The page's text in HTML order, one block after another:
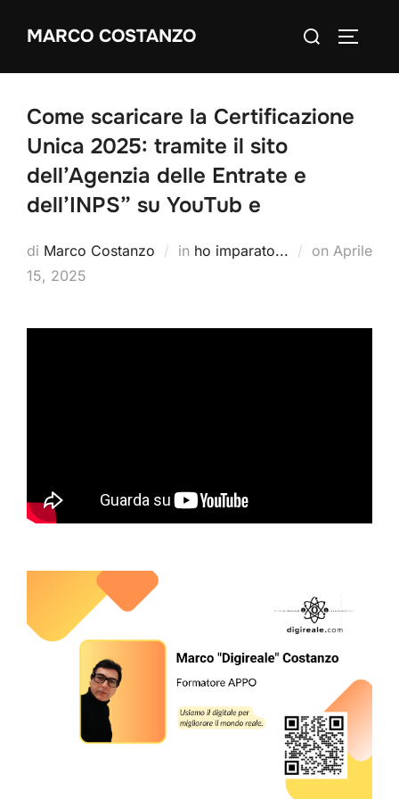
MARCO COSTANZO
Cerca
Come scaricare la Certificazione
Unica 2025: tramite il sito
dell’Agenzia delle Entrate e
dell’INPS” su YouTub e
di Marco Costanzo in ho imparato... on Aprile
15, 2025